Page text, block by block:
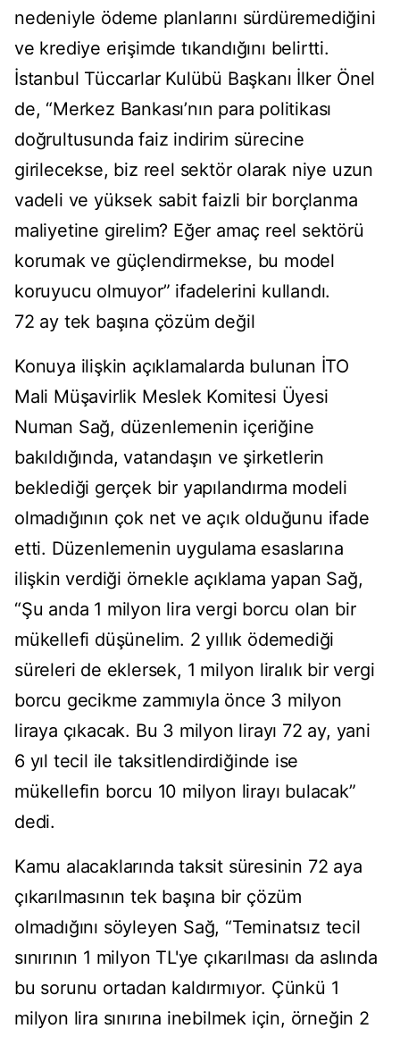
nedeniyle ödeme planlarını sürdüremediğini
ve krediye erişimde tıkandığını belirtti.
İstanbul Tüccarlar Kulübü Başkanı İlker Önel
de, “Merkez Bankası’nın para politikası
doğrultusunda faiz indirim sürecine
girilecekse, biz reel sektör olarak niye uzun
vadeli ve yüksek sabit faizli bir borçlanma
maliyetine girelim? Eğer amaç reel sektörü
korumak ve güçlendirmekse, bu model
koruyucu olmuyor” ifadelerini kullandı.
72 ay tek başına çözüm değil
Konuya ilişkin açıklamalarda bulunan İTO
Mali Müşavirlik Meslek Komitesi Üyesi
Numan Sağ, düzenlemenin içeriğine
bakıldığında, vatandaşın ve şirketlerin
beklediği gerçek bir yapılandırma modeli
olmadığının çok net ve açık olduğunu ifade
etti. Düzenlemenin uygulama esaslarına
ilişkin verdiği örnekle açıklama yapan Sağ,
“Şu anda 1 milyon lira vergi borcu olan bir
mükellefi düşünelim. 2 yıllık ödemediği
süreleri de eklersek, 1 milyon liralık bir vergi
borcu gecikme zammıyla önce 3 milyon
liraya çıkacak. Bu 3 milyon lirayı 72 ay, yani
6 yıl tecil ile taksitlendirdiğinde ise
mükellefin borcu 10 milyon lirayı bulacak”
dedi.
Kamu alacaklarında taksit süresinin 72 aya
çıkarılmasının tek başına bir çözüm
olmadığını söyleyen Sağ, “Teminatsız tecil
sınırının 1 milyon TL'ye çıkarılması da aslında
bu sorunu ortadan kaldırmıyor. Çünkü 1
milyon lira sınırına inebilmek için, örneğin 2